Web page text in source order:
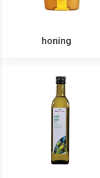
honing